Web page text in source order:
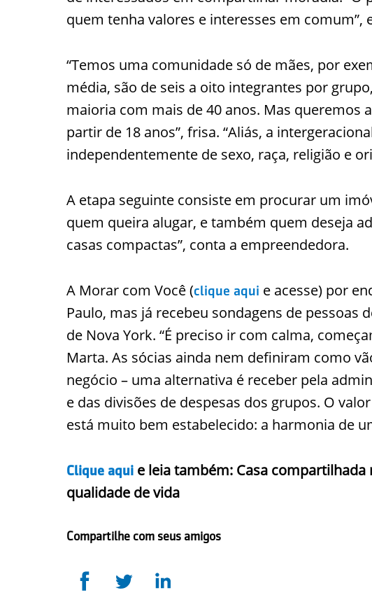
quem tenha valores e interesses em comum”,
“Temos uma comunidade só de mães, por
média, são de seis a oito integrantes por
maioria com mais de 40 anos. Mas queremos
partir de 18 anos”, frisa. “Aliás, a
independentemente de sexo, raça, religião e
A etapa seguinte consiste em procurar um
quem queira alugar, e também quem deseja
casas compactas”, conta a empreendedora.
A Morar com Você (clique aqui e acesse) por
Paulo, mas já recebeu sondagens de pessoas
de Nova York. “É preciso ir com calma,
Marta. As sócias ainda nem definiram como
negócio – uma alternativa é receber pela
e das divisões de despesas dos grupos. O
está muito bem estabelecido: a harmonia de
Clique aqui e leia também: Casa
qualidade de vida
Compartilhe com seus amigos